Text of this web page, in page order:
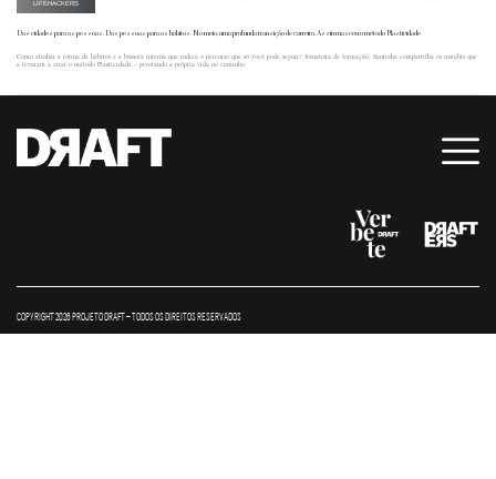
LIFEHACKERS
Das cidades para as pessoas. Das pessoas para os hábitos. No meio, uma profunda transição de carreira. Assim nasceu o método Plasticidade
Como alinhar a rotina de hábitos e a bússola interna que indica o percurso que só você pode seguir? Jornalista de formação, Santosha compartilha os insights que
a levaram a criar o método Plasticidade – pivotando a própria vida no caminho.
COPYRIGHT 2026 PROJETO DRAFT – TODOS OS DIREITOS RESERVADOS